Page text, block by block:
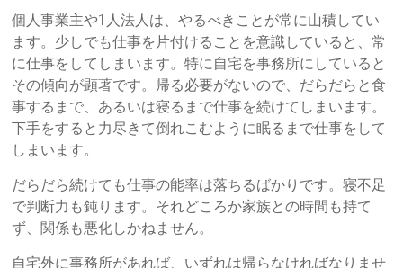
個人事業主や1人法人は、やるべきことが常に山積してい
ます。少しでも仕事を片付けることを意識していると、常
に仕事をしてしまいます。特に自宅を事務所にしていると
その傾向が顕著です。帰る必要がないので、だらだらと食
事するまで、あるいは寝るまで仕事を続けてしまいます。
下手をすると力尽きて倒れこむように眠るまで仕事をして
しまいます。
だらだら続けても仕事の能率は落ちるばかりです。寝不足
で判断力も鈍ります。それどころか家族との時間も持て
ず、関係も悪化しかねません。
自宅外に事務所があれば、いずれは帰らなければなりませ